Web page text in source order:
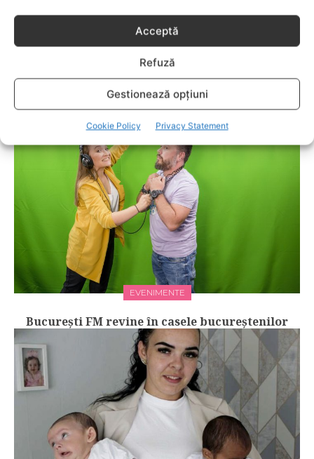
Acceptă
Refuză
Gestionează opțiuni
Cookie Policy Privacy Statement
EVENIMENTE
LIVE VIDEO Pogorârea Luminii Sfinte din
Ierusalim
EVENIMENTE
Bucureşti FM revine în casele bucureștenilor